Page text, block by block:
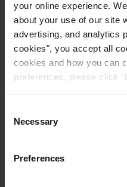
your online experience.
about your use of our site
advertising, and analytics
cookies", you accept all
cookies and how you can
preferences, please click
Selection
Necessary
Preferences
zanáší. Geotextilie
odděleně od